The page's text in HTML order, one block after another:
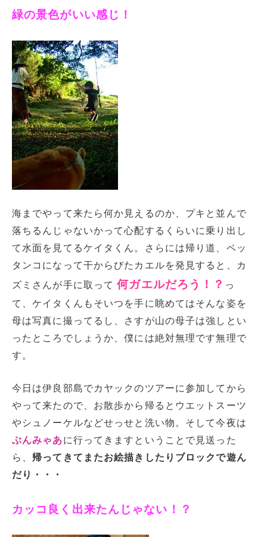
緑の景色がいい感じ！
海までやって来たら何か見えるのか、プキと並んで
落ちるんじゃないかって心配するくらいに乗り出し
て水面を見てるケイタくん。さらには帰り道、ペッ
タンコになって干からびたカエルを発見すると、カ
ズミさんが手に取って何ガエルだろう！？ っ
て、ケイタくんもそいつを手に眺めてはそんな姿を
母は写真に撮ってるし、さすが山の母子は強しとい
ったところでしょうか、僕には絶対無理です無理で
す。
今日は伊良部島でカヤックのツアーに参加してから
やって来たので、お散歩から帰るとウエットスーツ
やシュノーケルなどせっせと洗い物。そして今夜は
ぶんみゃあに行ってきますということで見送った
ら、 帰ってきてまたお絵描きしたりブロックで遊ん
だり・・・
カッコ良く出来たんじゃない！？